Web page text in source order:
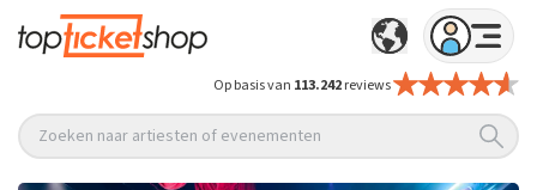
Op basis van 113.242reviews
Zoeken naar artiesten of evenementen